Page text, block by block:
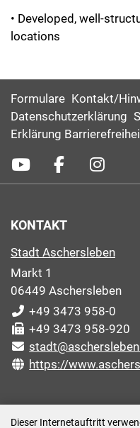
Dieser Internetauftritt
• Developed, well-
locations
Formulare Kontakt/
Datenschutzerklärung
Erklärung
KONTAKT
Stadt Aschersleben
Markt 1
06449 Aschersleben
+49 3473 958-0
+49 3473 958-920
https://